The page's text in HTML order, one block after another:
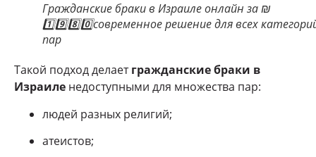
Гражданские браки в Израиле онлайн за ₪
1️⃣9️⃣8️⃣0️⃣современное решение для всех
пар
Такой подход делаетгражданские браки в
Израиле недоступными для множества пар:
людей разных религий;
атеистов;